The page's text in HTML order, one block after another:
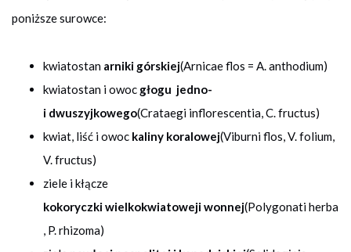
poniższe surowce:
kwiatostan arniki górskiej(Arnicae flos = A. anthodium)
kwiatostan i owoc głogu jedno-
i dwuszyjkowego(Crataegi inflorescentia, C. fructus)
kwiat, liść i owoc kaliny koralowej(Viburni flos, V. folium,
V. fructus)
ziele i kłącze
kokoryczki wielkokwiatoweji wonnej(Polygonati herba
, P. rhizoma)